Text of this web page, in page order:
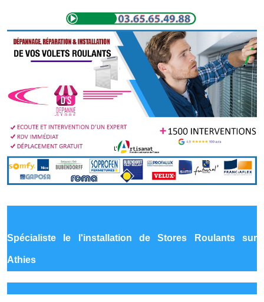
Spécialiste le l'installation de Stores Roulants sur
Athies